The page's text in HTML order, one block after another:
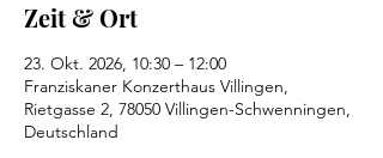
Zeit & Ort
23. Okt. 2026, 10:30 – 12:00
Franziskaner Konzerthaus Villingen,
Rietgasse 2, 78050 Villingen-Schwenningen,
Deutschland